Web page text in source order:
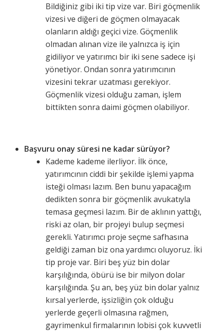
Bildiğiniz gibi iki tip vize var. Biri göçmenlik
vizesi ve diğeri de göçmen olmayacak
olanların aldığı geçici vize. Göçmenlik
olmadan alınan vize ile yalnızca iş için
gidiliyor ve yatırımcı bir iki sene sadece işi
yönetiyor. Ondan sonra yatırımcının
vizesini tekrar uzatması gerekiyor.
Göçmenlik vizesi olduğu zaman, işlem
bittikten sonra daimi göçmen olabiliyor.
Başvuru onay süresi ne kadar sürüyor?
Kademe kademe ilerliyor. İlk önce,
yatırımcının ciddi bir şekilde işlemi yapma
isteği olması lazım. Ben bunu yapacağım
dedikten sonra bir göçmenlik avukatıyla
temasa geçmesi lazım. Bir de aklının yattığı,
riski az olan, bir projeyi bulup seçmesi
gerekli. Yatırımcı proje seçme safhasına
geldiği zaman biz ona yardımcı oluyoruz. İki
tip proje var. Biri beş yüz bin dolar
karşılığında, öbürü ise bir milyon dolar
karşılığında. Şu an, beş yüz bin dolar yalnız
kırsal yerlerde, işsizliğin çok olduğu
yerlerde geçerli olmasına rağmen,
gayrimenkul firmalarının lobisi çok kuvvetli